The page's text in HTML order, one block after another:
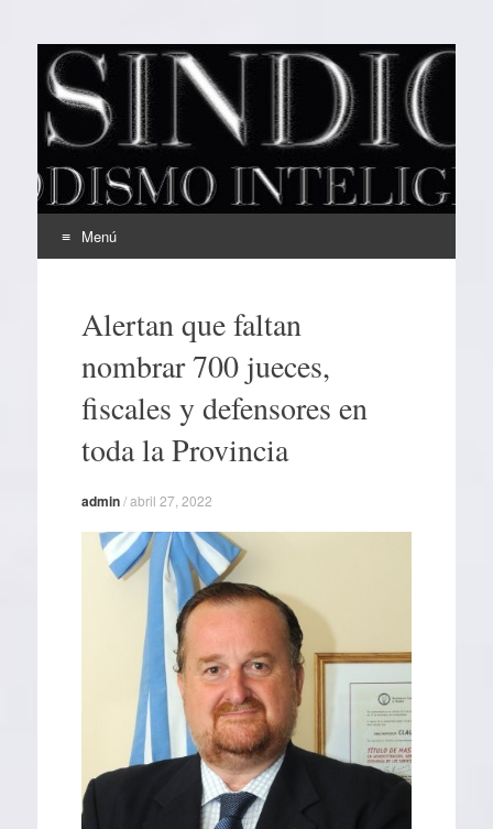
EL SINDICAL
Periodismo Inteligente
Menú
contenidoAlertan que faltan
nombrar 700 jueces,
fiscales y defensores en
toda la Provincia
admin/abril 27, 2022